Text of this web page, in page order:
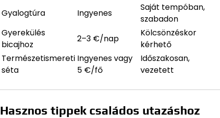
Gyalogtúra
Ingyenes
Saját tempóban,
szabadon
Gyerekülés
bicajhoz
2–3 €/nap
Kölcsönzéskor
kérhető
Természetismereti
séta
Ingyenes vagy
5 €/fő
Időszakosan,
vezetett
Hasznos tippek családos utazáshoz